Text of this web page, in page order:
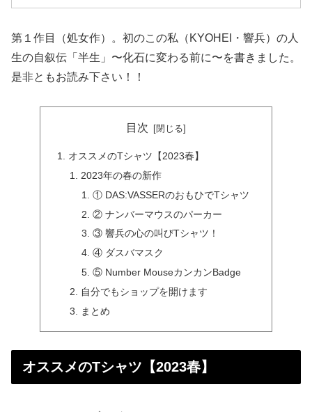
第１作目（処女作）。初のこの私（KYOHEI・響兵）の人
生の自叙伝「半生」〜化石に変わる前に〜を書きました。
是非ともお読み下さい！！
目次
オススメのTシャツ【2023春】
2023年の春の新作
① DAS:VASSERのおもひでTシャツ
② ナンバーマウスのパーカー
③ 響兵の心の叫びTシャツ！
④ ダスバマスク
⑤ Number MouseカンカンBadge
自分でもショップを開けます
まとめ
オススメのTシャツ【2023春】